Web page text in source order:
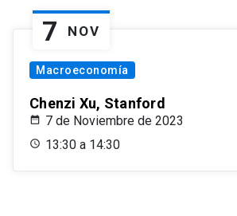
7 NOV
Macroeconomía
Chenzi Xu, Stanford
7 de Noviembre de 2023
13:30 a 14:30